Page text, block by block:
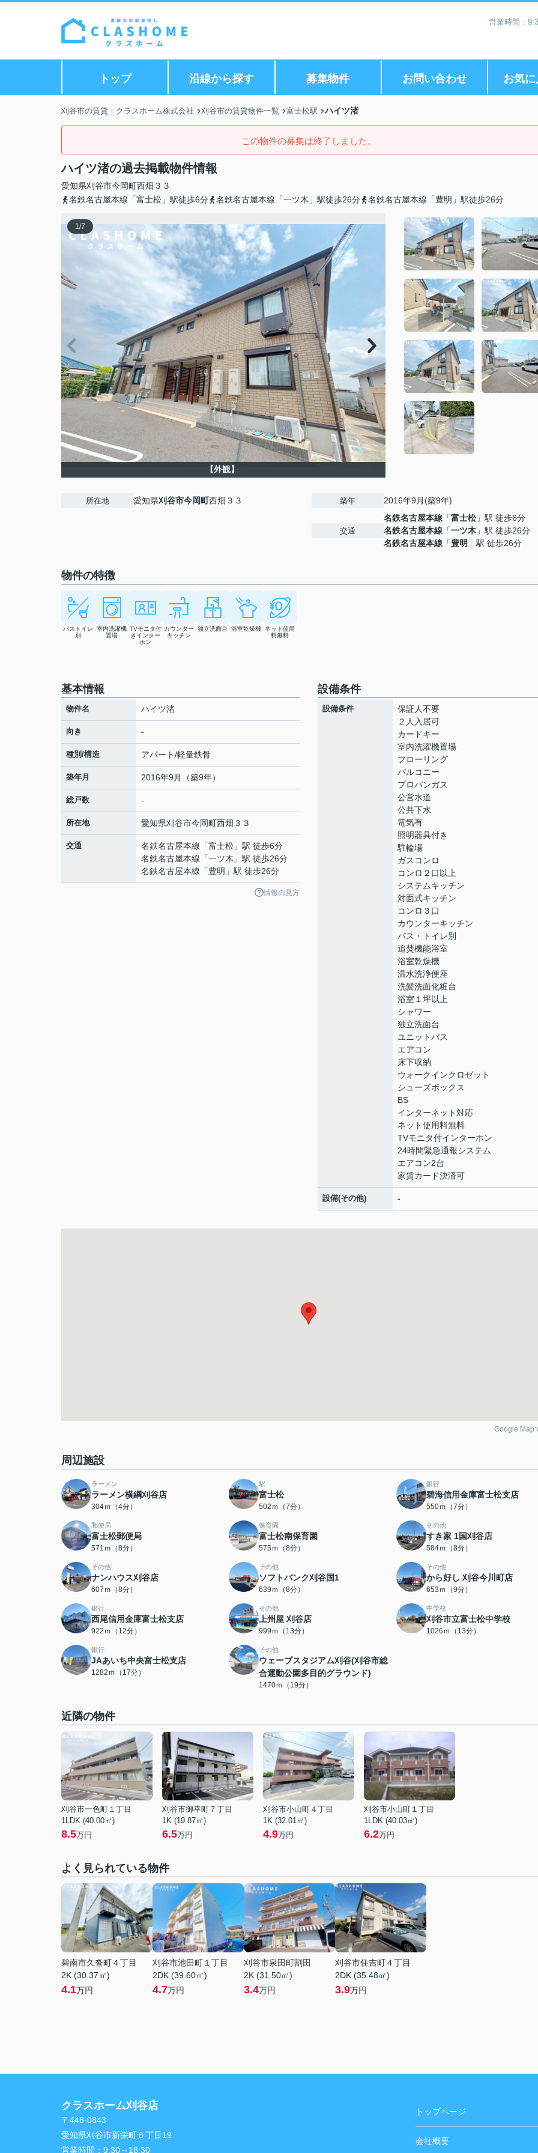
営業時間：
トップ 沿線から探す 募集物件 お問い合わせ お気
刈谷市の賃貸｜クラスホーム株式会社 刈谷市の賃貸物件一覧 富士松駅 ハイツ渚
この物件の募集は終了しました。
ハイツ渚の過去掲載物件情報
愛知県刈谷市今岡町西畑３３
名鉄名古屋本線「富士松」駅徒歩6分
名鉄名古屋本線「一ツ木」駅徒歩26分 名鉄名古屋本線「豊明」駅徒歩26分
1/7
【外観】
所在地 愛知県刈谷市今岡町西畑３３ 築年 2016年9月(築9年)
交通
名鉄名古屋本線 「富士松」駅 徒歩6分
名鉄名古屋本線 「一ツ木 」駅 徒歩26分
名鉄名古屋本線 「豊明 」駅 徒歩26分
物件の特徴
バストイレ
別
室内洗濯機
置場
TVモニタ付
きインター
ホン
カウンター
キッチン
独立洗面台 浴室乾燥機 ネット使用
料無料
基本情報
物件名 ハイツ渚
向き -
種別/構造 アパート/軽量鉄骨
築年月 2016年9月（築9年）
総戸数 -
所在地 愛知県刈谷市今岡町西畑３３
交通 名鉄名古屋本線 「富士松 」駅 徒歩6分
名鉄名古屋本線 「一ツ木 」駅 徒歩26分
名鉄名古屋本線 「豊明 」駅 徒歩26分
情報の見方
設備条件
設備条件
保証人不要
２人入居可
カードキー
室内洗濯機置場
フローリング
バルコニー
プロパンガス
公営水道
公共下水
電気有
照明器具付き
駐輪場
ガスコンロ
コンロ２口以上
システムキッチン
対面式キッチン
コンロ３口
カウンターキッチン
バス・トイレ別
追焚機能浴室
浴室乾燥機
温水洗浄便座
洗髪洗面化粧台
浴室１坪以上
シャワー
独立洗面台
ユニットバス
エアコン
床下収納
ウォークインクロゼット
シューズボックス
BS
インターネット対応
ネット使用料無料
TVモニタ付インターホン
24時間緊急通報システム
エアコン2台
家賃カード決済可
設備(その他) -
Google Map
周辺施設
ラーメン
ラーメン横綱刈谷店
304ｍ（4分）
駅
富士松
502ｍ（7分）
銀行
碧海信用金庫富士松支店
550ｍ（7分）
郵便局
富士松郵便局
571ｍ（8分）
保育園
富士松南保育園
575ｍ（8分）
その他
すき家 1国刈谷店
584ｍ（8分）
その他
ナンハウス刈谷店
607ｍ（8分）
その他
ソフトバンク刈谷国1
639ｍ（8分）
その他
から好し 刈谷今川町店
653ｍ（9分）
銀行
西尾信用金庫富士松支店
922ｍ（12分）
その他
上州屋 刈谷店
999ｍ（13分）
中学校
刈谷市立富士松中学校
1026ｍ（13分）
銀行
JAあいち中央富士松支店
1282ｍ（17分）
その他
ウェーブスタジアム刈谷(刈谷市総
合運動公園多目的グラウンド)
1470ｍ（19分）
近隣の物件
刈谷市一色町１丁目
1LDK (40.00㎡)
8.5万円
刈谷市御幸町７丁目
1K (19.87㎡)
6.5万円
刈谷市小山町４丁目
1K (32.01㎡)
4.9万円
刈谷市小山町１丁目
1LDK (40.03㎡)
6.2万円
よく見られている物件
碧南市久沓町４丁目
2K (30.37㎡)
4.1万円
刈谷市池田町１丁目
2DK (39.60㎡)
4.7万円
刈谷市泉田町割田
2K (31.50㎡)
3.4万円
刈谷市住吉町４丁目
2DK (35.48㎡)
3.9万円
クラスホーム刈谷店
〒448-0843
愛知県刈谷市新栄町６丁目19
営業時間： 9:30～18:30
トップページ
会社概要